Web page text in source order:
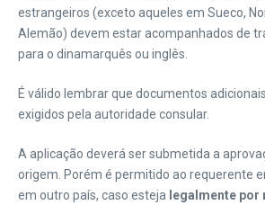
estrangeiros (exceto aqueles em Sueco,
Alemão) devem estar acompanhados de
para o dinamarquês ou inglês.
É válido lembrar que documentos
exigidos pela autoridade consular.
A aplicação deverá ser submetida a
origem. Porém é permitido ao requerente
em outro país, caso esteja legalmente por